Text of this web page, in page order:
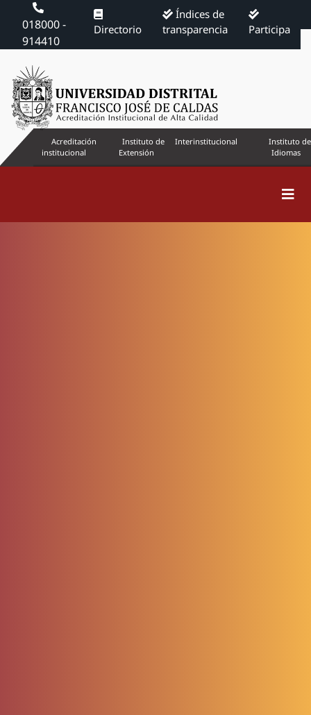
018000 -
914410
Directorio
Índices de
transparencia
Participa
Acreditación
institucional
Instituto de
Extensión
Interinstitucional
Instituto de
Idiomas